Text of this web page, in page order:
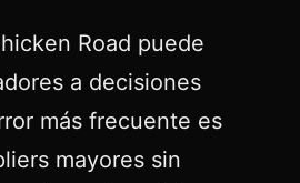
Road puede
a decisiones
más frecuente es
mayores sin